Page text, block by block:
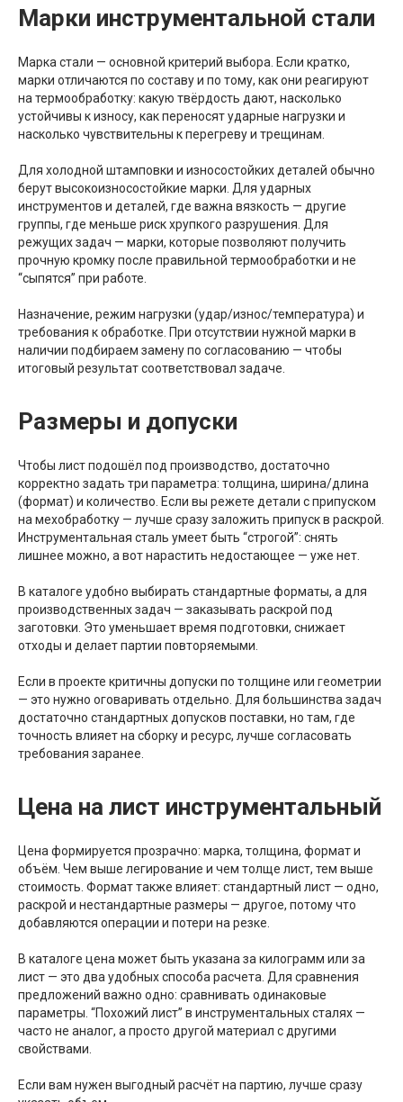
Марки инструментальной стали
Марка стали — основной критерий выбора. Если кратко,
марки отличаются по составу и по тому, как они реагируют
на термообработку: какую твёрдость дают, насколько
устойчивы к износу, как переносят ударные нагрузки и
насколько чувствительны к перегреву и трещинам.
Для холодной штамповки и износостойких деталей обычно
берут высокоизносостойкие марки. Для ударных
инструментов и деталей, где важна вязкость — другие
группы, где меньше риск хрупкого разрушения. Для
режущих задач — марки, которые позволяют получить
прочную кромку после правильной термообработки и не
“сыпятся” при работе.
Назначение, режим нагрузки (удар/износ/температура) и
требования к обработке. При отсутствии нужной марки в
наличии подбираем замену по согласованию — чтобы
итоговый результат соответствовал задаче.
Размеры и допуски
Чтобы лист подошёл под производство, достаточно
корректно задать три параметра: толщина, ширина/длина
(формат) и количество. Если вы режете детали с припуском
на мехобработку — лучше сразу заложить припуск в раскрой.
Инструментальная сталь умеет быть “строгой”: снять
лишнее можно, а вот нарастить недостающее — уже нет.
В каталоге удобно выбирать стандартные форматы, а для
производственных задач — заказывать раскрой под
заготовки. Это уменьшает время подготовки, снижает
отходы и делает партии повторяемыми.
Если в проекте критичны допуски по толщине или геометрии
— это нужно оговаривать отдельно. Для большинства задач
достаточно стандартных допусков поставки, но там, где
точность влияет на сборку и ресурс, лучше согласовать
требования заранее.
Цена на лист инструментальный
Цена формируется прозрачно: марка, толщина, формат и
объём. Чем выше легирование и чем толще лист, тем выше
стоимость. Формат также влияет: стандартный лист — одно,
раскрой и нестандартные размеры — другое, потому что
добавляются операции и потери на резке.
В каталоге цена может быть указана за килограмм или за
лист — это два удобных способа расчета. Для сравнения
предложений важно одно: сравнивать одинаковые
параметры. “Похожий лист” в инструментальных сталях —
часто не аналог, а просто другой материал с другими
свойствами.
Если вам нужен выгодный расчёт на партию, лучше сразу